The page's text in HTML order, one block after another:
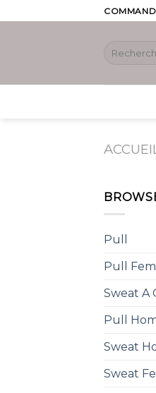
to
Recherche
Pull
Pull
Sweat A
Pull
Sweat
Sweat